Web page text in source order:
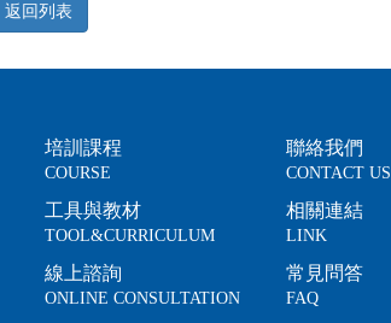
返回列表
培訓課程
COURSE
工具與教材
TOOL&CURRICULUM
線上諮詢
ONLINE CONSULTATION
聯絡我們
CONTACT US
相關連結
LINK
常見問答
FAQ